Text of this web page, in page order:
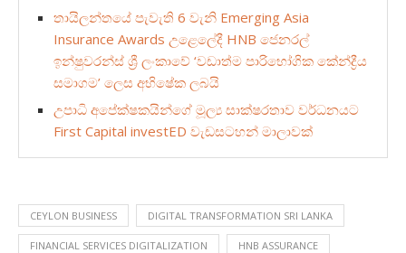
තායිලන්තයේ පැවැති 6 වැනි Emerging Asia
Insurance Awards උළෙලේදී HNB ජෙනරල්
ඉන්ෂුවරන්ස් ශ්‍රී ලංකාවේ ‘වඩාත්ම පාරිභෝගික කේන්ද්‍රීය
සමාගම’ ලෙස අභිෂේක ලබයි
උපාධි අපේක්ෂකයින්ගේ මූල්‍ය සාක්ෂරතාව වර්ධනයට
First Capital investED වැඩසටහන් මාලාවක්
CEYLON BUSINESS DIGITAL TRANSFORMATION SRI LANKA
FINANCIAL SERVICES DIGITALIZATION HNB ASSURANCE